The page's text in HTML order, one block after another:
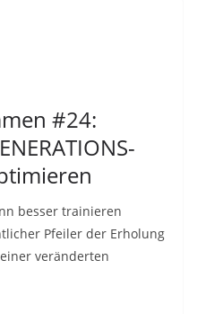
#24:
besser trainieren
Pfeiler der Erholung
veränderten